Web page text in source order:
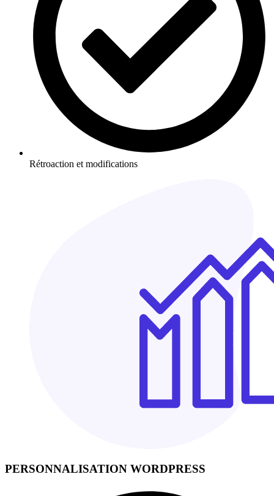
Rétroaction et modifications
PERSONNALISATION WORDPRESS